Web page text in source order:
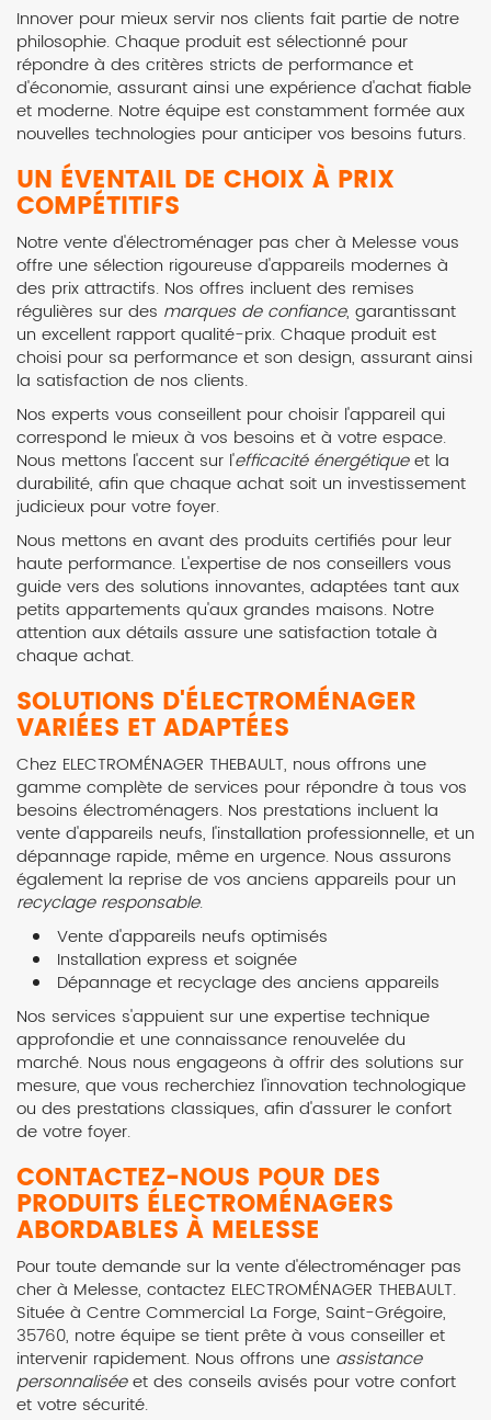
Innover pour mieux servir nos clients fait partie de notre
philosophie. Chaque produit est sélectionné pour
répondre à des critères stricts de performance et
d'économie, assurant ainsi une expérience d'achat fiable
et moderne. Notre équipe est constamment formée aux
nouvelles technologies pour anticiper vos besoins futurs.
UN ÉVENTAIL DE CHOIX À PRIX
COMPÉTITIFS
Notre vente d'électroménager pas cher à Melesse vous
offre une sélection rigoureuse d'appareils modernes à
des prix attractifs. Nos offres incluent des remises
régulières sur des marques de confiance, garantissant
un excellent rapport qualité-prix. Chaque produit est
choisi pour sa performance et son design, assurant ainsi
la satisfaction de nos clients.
Nos experts vous conseillent pour choisir l'appareil qui
correspond le mieux à vos besoins et à votre espace.
Nous mettons l'accent sur l'efficacité énergétiqueet la
durabilité, afin que chaque achat soit un investissement
judicieux pour votre foyer.
Nous mettons en avant des produits certifiés pour leur
haute performance. L'expertise de nos conseillers vous
guide vers des solutions innovantes, adaptées tant aux
petits appartements qu'aux grandes maisons. Notre
attention aux détails assure une satisfaction totale à
chaque achat.
SOLUTIONS D'ÉLECTROMÉNAGER
VARIÉES ET ADAPTÉES
Chez ELECTROMÉNAGER THEBAULT, nous offrons une
gamme complète de services pour répondre à tous vos
besoins électroménagers. Nos prestations incluent la
vente d'appareils neufs, l'installation professionnelle, et un
dépannage rapide, même en urgence. Nous assurons
également la reprise de vos anciens appareils pour un
recyclage responsable.
Vente d'appareils neufs optimisés
Installation express et soignée
Dépannage et recyclage des anciens appareils
Nos services s'appuient sur une expertise technique
approfondie et une connaissance renouvelée du
marché. Nous nous engageons à offrir des solutions sur
mesure, que vous recherchiez l'innovation technologique
ou des prestations classiques, afin d'assurer le confort
de votre foyer.
CONTACTEZ-NOUS POUR DES
PRODUITS ÉLECTROMÉNAGERS
ABORDABLES À MELESSE
Pour toute demande sur la vente d'électroménager pas
cher à Melesse, contactez ELECTROMÉNAGER THEBAULT.
Située à Centre Commercial La Forge, Saint-Grégoire,
35760, notre équipe se tient prête à vous conseiller et
intervenir rapidement. Nous offrons une assistance
personnaliséeet des conseils avisés pour votre confort
et votre sécurité.